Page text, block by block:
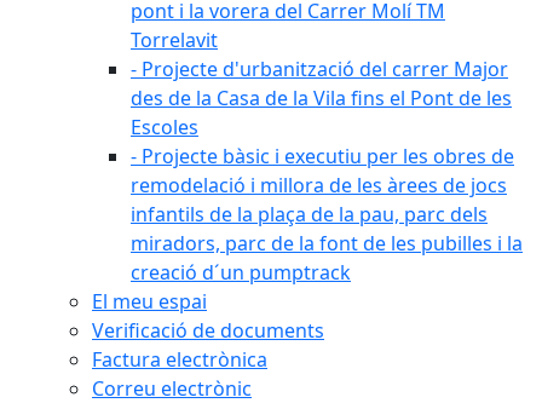
pont i la vorera del Carrer Molí TM
Torrelavit
- Projecte d'urbanització del carrer Major
des de la Casa de la Vila fins el Pont de les
Escoles
- Projecte bàsic i executiu per les obres de
remodelació i millora de les àrees de jocs
infantils de la plaça de la pau, parc dels
miradors, parc de la font de les pubilles i la
creació d´un pumptrack
El meu espai
Verificació de documents
Factura electrònica
Correu electrònic